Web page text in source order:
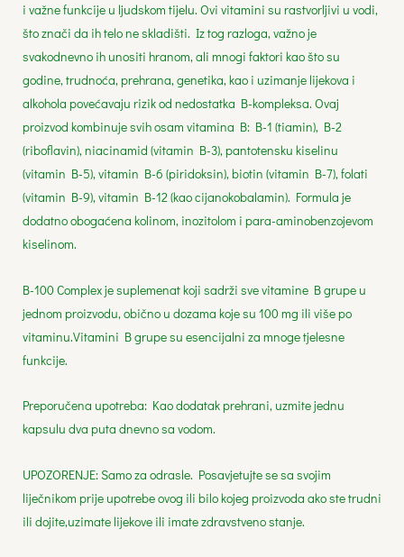
i važne funkcije u ljudskom tijelu. Ovi vitamini su rastvorljivi u vodi,
što znači da ih telo ne skladišti. Iz tog razloga, važno je
svakodnevno ih unositi hranom, ali mnogi faktori kao što su
godine, trudnoća, prehrana, genetika, kao i uzimanje lijekova i
alkohola povećavaju rizik od nedostatka B-kompleksa. Ovaj
proizvod kombinuje svih osam vitamina B: B-1 (tiamin), B-2
(riboflavin), niacinamid (vitamin B-3), pantotensku kiselinu
(vitamin B-5), vitamin B-6 (piridoksin), biotin (vitamin B-7), folati
(vitamin B-9), vitamin B-12 (kao cijanokobalamin). Formula je
dodatno obogaćena kolinom, inozitolom i para-aminobenzojevom
kiselinom.
B-100 Complex je suplemenat koji sadrži sve vitamine B grupe u
jednom proizvodu, obično u dozama koje su 100 mg ili više po
vitaminu.Vitamini B grupe su esencijalni za mnoge tjelesne
funkcije.
Preporučena upotreba: Kao dodatak prehrani, uzmite jednu
kapsulu dva puta dnevno sa vodom.
UPOZORENJE: Samo za odrasle. Posavjetujte se sa svojim
liječnikom prije upotrebe ovog ili bilo kojeg proizvoda ako ste trudni
ili dojite,uzimate lijekove ili imate zdravstveno stanje.